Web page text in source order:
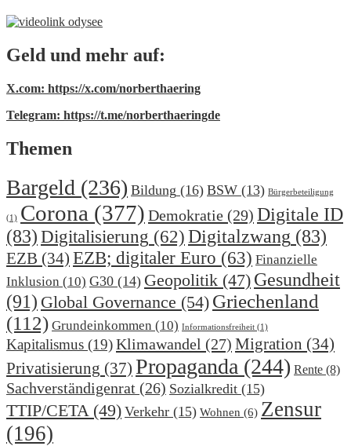
Geld und mehr auf:
X.com: https://x.com/norberthaering
Telegram: https://t.me/norberthaeringde
Themen
Bargeld (236) Bildung (16) BSW (13) Bürgerbeteiligung
(1) Corona (377) Demokratie (29) Digitale ID
(83) Digitalisierung (62) Digitalzwang (83)
EZB (34) EZB; digitaler Euro (63) Finanzielle
Inklusion (10) G30 (14) Geopolitik (47) Gesundheit
(91) Global Governance (54) Griechenland
(112) Grundeinkommen (10) Informationsfreiheit (1)
Kapitalismus (19)Klimawandel (27) Migration (34)
Privatisierung (37) Propaganda (244) Rente (8)
Sachverständigenrat (26) Sozialkredit (15)
TTIP/CETA (49) Verkehr (15) Wohnen (6) Zensur
(196)